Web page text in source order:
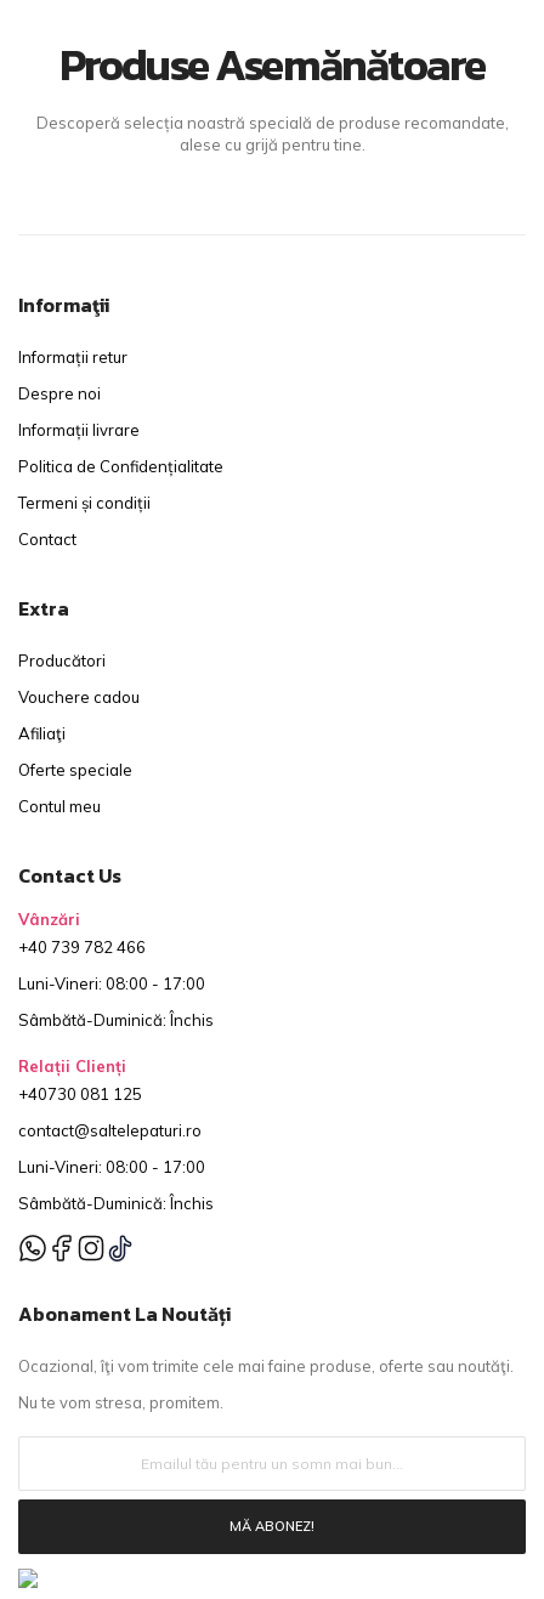
Produse Asemănătoare
Descoperă selecția noastră specială de produse recomandate,
alese cu grijă pentru tine.
Informaţii
Informații retur
Despre noi
Informații livrare
Politica de Confidențialitate
Termeni și condiții
Contact
Extra
Producători
Vouchere cadou
Afiliaţi
Oferte speciale
Contul meu
Contact Us
Vânzări
+40 739 782 466
Luni-Vineri: 08:00 - 17:00
Sâmbătă-Duminică: Închis
Relații Clienți
+40730 081 125
contact@saltelepaturi.ro
Luni-Vineri: 08:00 - 17:00
Sâmbătă-Duminică: Închis
Abonament La Noutăți
Ocazional, îţi vom trimite cele mai faine produse, oferte sau noutăţi.
Nu te vom stresa, promitem.
MĂ ABONEZ!